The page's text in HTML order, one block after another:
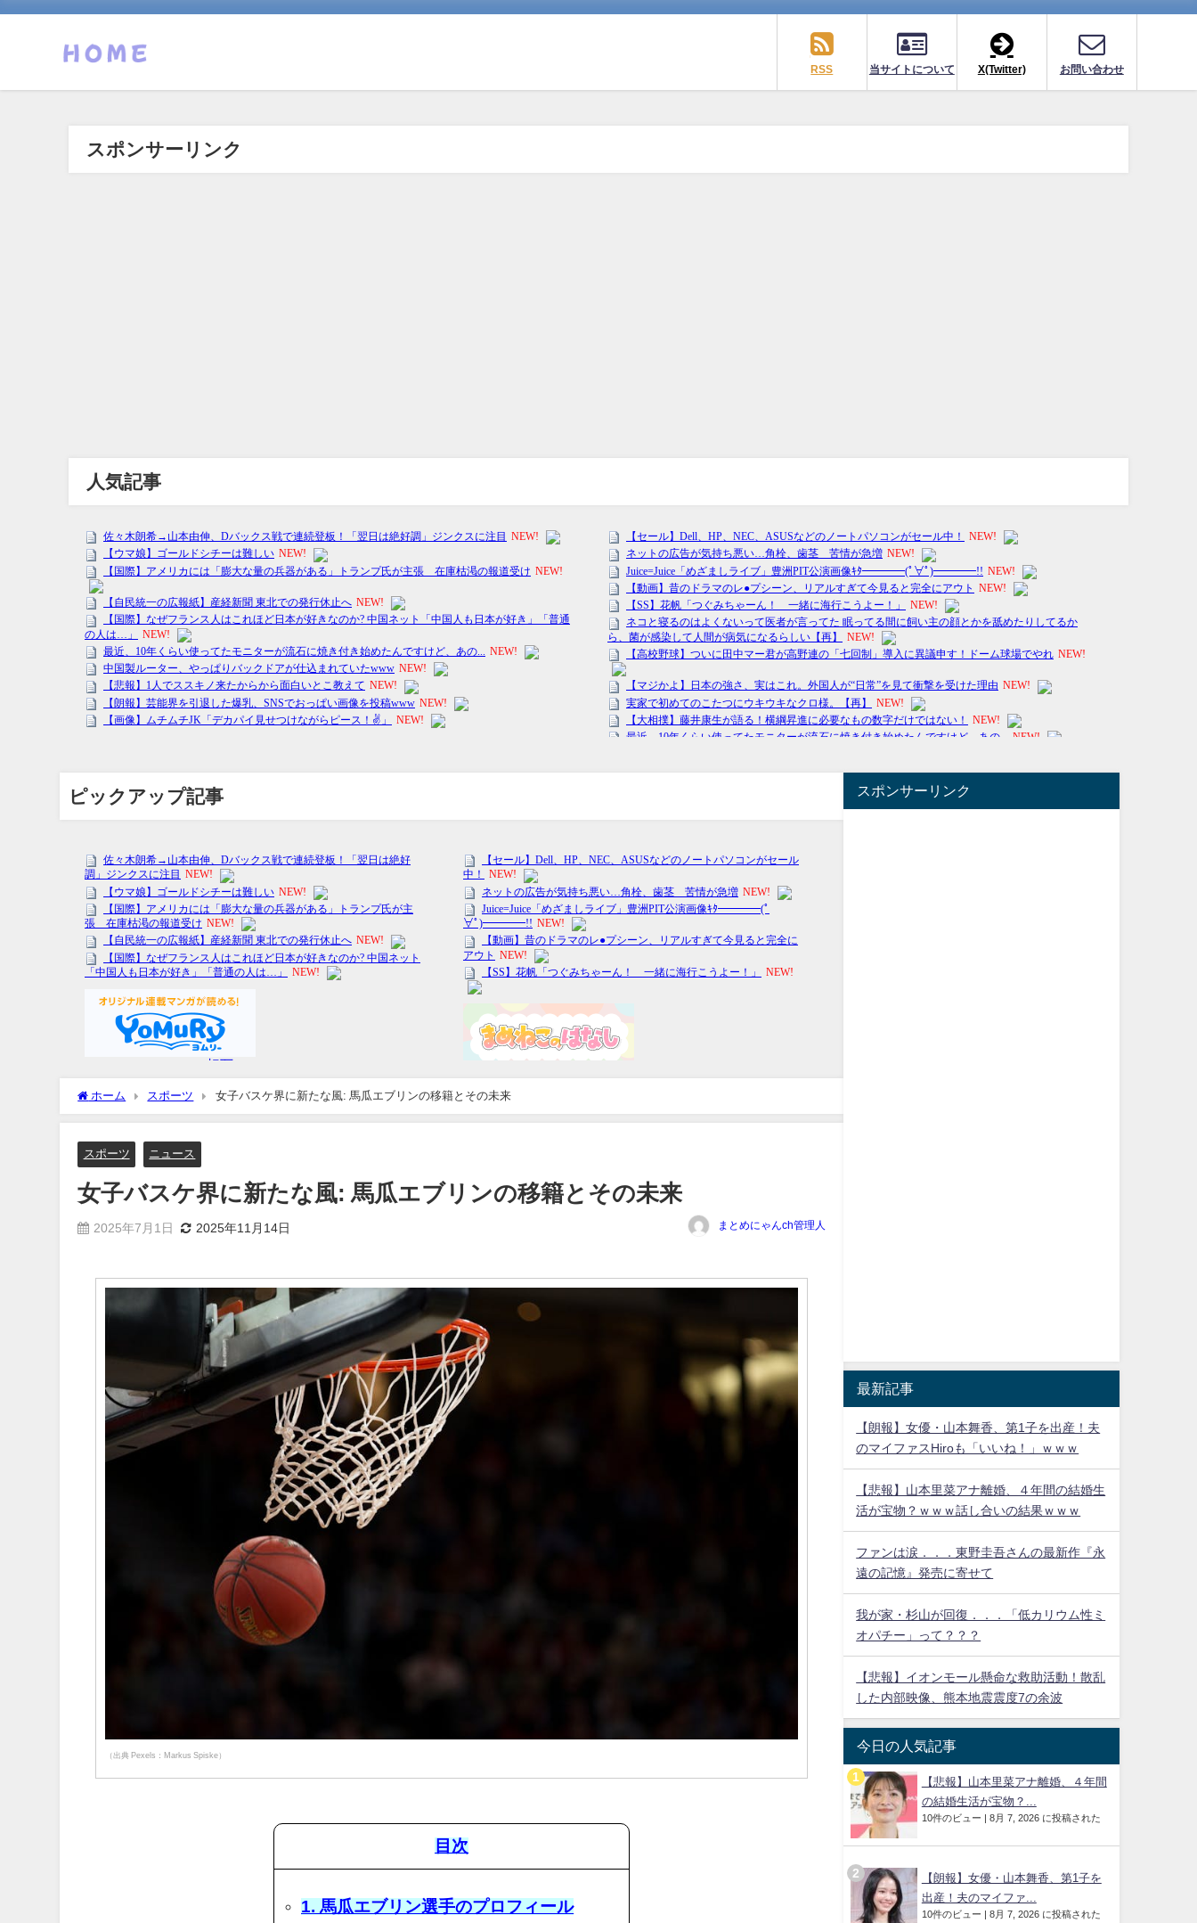
RSS 当サイトについて X(Twitter) お問い合わせ
スポンサーリンク
人気記事
ピックアップ記事
ホーム スポーツ 女子バスケ界に新たな風: 馬瓜エブリンの移籍とその未来
スポーツ ニュース
女子バスケ界に新たな風: 馬瓜エブリンの移籍とその未来
2025年7月1日 2025年11月14日 まとめにゃんch管理人
（出典 Pexels：Markus Spiske）
目次
1. 馬瓜エブリン選手のプロフィール
スポンサーリンク
最新記事
【朗報】女優・山本舞香、第1子を出産！夫
のマイファスHiroも「いいね！」ｗｗｗ
【悲報】山本里菜アナ離婚、４年間の結婚生
活が宝物？ｗｗｗ話し合いの結果ｗｗｗ
ファンは涙．．．東野圭吾さんの最新作『永
遠の記憶』発売に寄せて
我が家・杉山が回復．．．「低カリウム性ミ
オパチー」って？？？
【悲報】イオンモール懸命な救助活動！散乱
した内部映像、熊本地震震度7の余波
今日の人気記事
【悲報】山本里菜アナ離婚、４年間
の結婚生活が宝物？...
10件のビュー | 8月 7, 2026 に投稿された
【朗報】女優・山本舞香、第1子を
出産！夫のマイファ...
10件のビュー | 8月 7, 2026 に投稿された